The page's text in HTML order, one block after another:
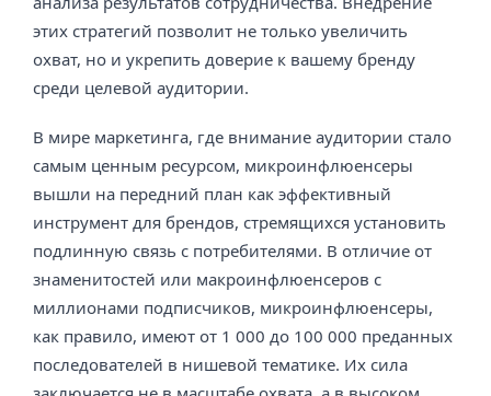
этих стратегий позволит не только увеличить
охват, но и укрепить доверие к вашему бренду
среди целевой аудитории.
В мире маркетинга, где внимание аудитории стало
самым ценным ресурсом, микроинфлюенсеры
вышли на передний план как эффективный
инструмент для брендов, стремящихся установить
подлинную связь с потребителями. В отличие от
знаменитостей или макроинфлюенсеров с
миллионами подписчиков, микроинфлюенсеры,
как правило, имеют от 1 000 до 100 000 преданных
последователей в нишевой тематике. Их сила